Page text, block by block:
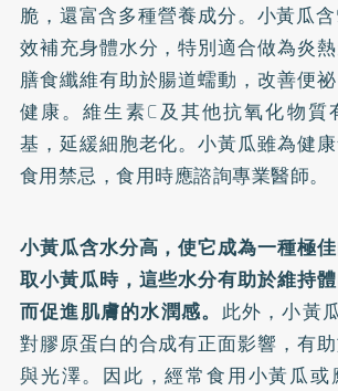
脆，還富含多種營養成分。小黃瓜
效補充身體水分，特別適合做為炎
膳食纖維有助於腸道蠕動，改善便
健康。維生素C及其他抗氧化物質
基，延緩細胞老化。小黃瓜雖為健
食用禁忌，食用時應諮詢專業醫師。
小黃瓜含水分高，使它成為一種極
取小黃瓜時，這些水分有助於維持
而促進肌膚的水潤感。 此外，小黃
對膠原蛋白的合成有正面影響，有
與光澤。因此，經常食用小黃瓜或